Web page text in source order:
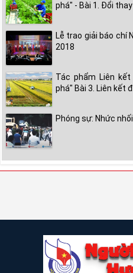
phá" - Bài 1. Đổi
Lễ trao giải báo chí
2018
Tác phẩm Liên
phá" Bài 3. Liên kết
Phóng sự: Nhức